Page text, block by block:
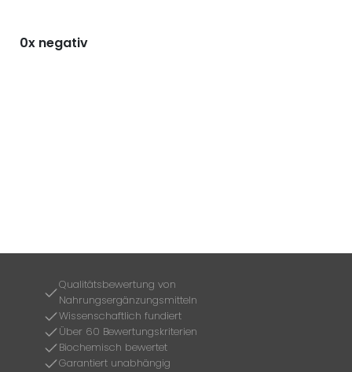
0x negativ
Qualitätsbewertung von
Nahrungsergänzungsmitteln
Wissenschaftlich fundiert
Über 60 Bewertungskriterien
Biochemisch bewertet
Garantiert unabhängig